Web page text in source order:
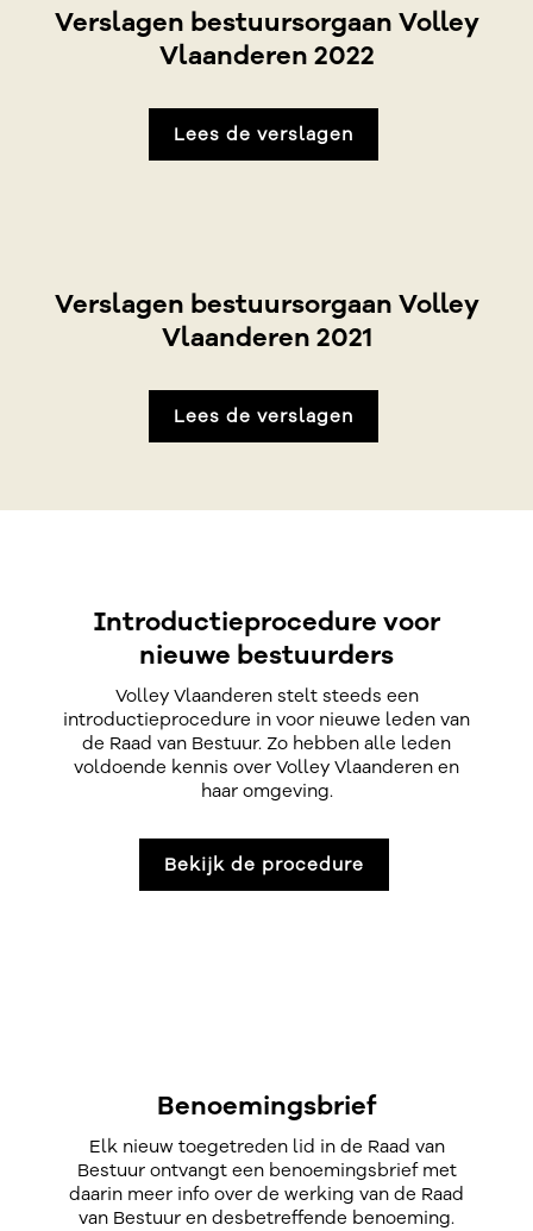
Verslagen bestuursorgaan Volley
Vlaanderen 2022
Lees de verslagen
Verslagen bestuursorgaan Volley
Vlaanderen 2021
Lees de verslagen
Introductieprocedure voor
nieuwe bestuurders
Volley Vlaanderen stelt steeds een
introductieprocedure in voor nieuwe leden van
de Raad van Bestuur. Zo hebben alle leden
voldoende kennis over Volley Vlaanderen en
haar omgeving.
Bekijk de procedure
Benoemingsbrief
Elk nieuw toegetreden lid in de Raad van
Bestuur ontvangt een benoemingsbrief met
daarin meer info over de werking van de Raad
van Bestuur en desbetreffende benoeming.